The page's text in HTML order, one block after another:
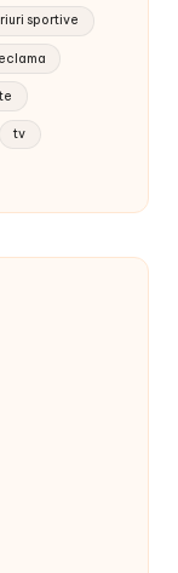
sportive
tv